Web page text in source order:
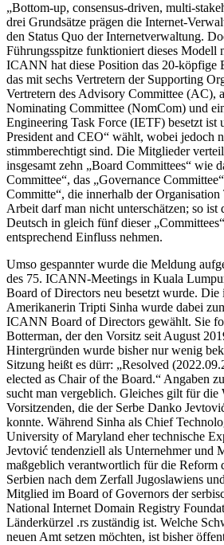
„Bottom-up, consensus-driven, multi-
drei Grundsätze prägen die Internet-
den Status Quo der Internetverwaltung.
Führungsspitze funktioniert dieses Modell
ICANN hat diese Position das 20-köpfige
das mit sechs Vertretern der Supporting
Vertretern des Advisory Committee (AC),
Nominating Committee (NomCom) und
Engineering Task Force (IETF) besetzt ist
President and CEO“ wählt, wobei jedoch
stimmberechtigt sind. Die Mitglieder
insgesamt zehn „Board Committees“ wie
Committee“, das „Governance
Committe“, die innerhalb der
Arbeit darf man nicht unterschätzen; so ist
Deutsch in gleich fünf dieser
entsprechend Einfluss nehmen.
Umso gespannter wurde die Meldung
des 75. ICANN-Meetings in Kuala
Board of Directors neu besetzt wurde.
Amerikanerin Tripti Sinha wurde dabei
ICANN Board of Directors gewählt. Sie
Botterman, der den Vorsitz seit August
Hintergründen wurde bisher nur wenig
Sitzung heißt es dürr: „Resolved
elected as Chair of the Board.“ Angaben
sucht man vergeblich. Gleiches gilt für die
Vorsitzenden, die der Serbe Danko
konnte. Während Sinha als Chief
University of Maryland eher technische
Jevtović tendenziell als Unternehmer und
maßgeblich verantwortlich für die Reform
Serbien nach dem Zerfall Jugoslawiens
Mitglied im Board of Governors der
National Internet Domain Registry
Länderkürzel .rs zuständig ist. Welche
neuen Amt setzen möchten, ist bisher